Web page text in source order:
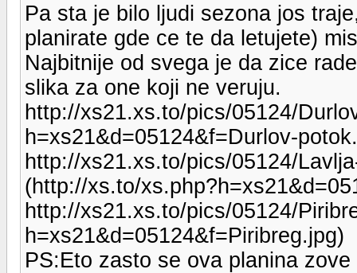
Pa sta je bilo ljudi sezona jos
planirate gde ce te da letujete)
Najbitnije od svega je da zice
slika za one koji ne veruju.
http://xs21.xs.to/pics/05124/
h=xs21&d=05124&f=Durlov-
http://xs21.xs.to/pics/05124/
(http://xs.to/
http://xs21.xs.to/pics/05124/
h=xs21&d=05124&f=Piribreg.jpg)
PS:Eto zasto se ova planina